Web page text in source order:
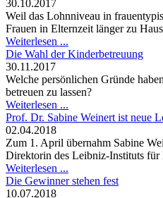
30.10.2017
Weil das Lohnniveau in
Frauen in Elternzeit länger zu
Weiterlesen ...
Die Wahl der Kinderbetreuung
30.11.2017
Welche persönlichen Gründe
betreuen zu lassen?
Weiterlesen ...
Prof. Dr. Sabine Weinert ist neue
02.04.2018
Zum 1. April übernahm Sabine
Direktorin des Leibniz-Instituts
Weiterlesen ...
Die Gewinner stehen fest
10.07.2018